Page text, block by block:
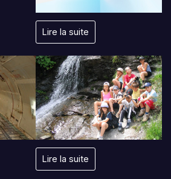
Lire la suite
Lire la suite